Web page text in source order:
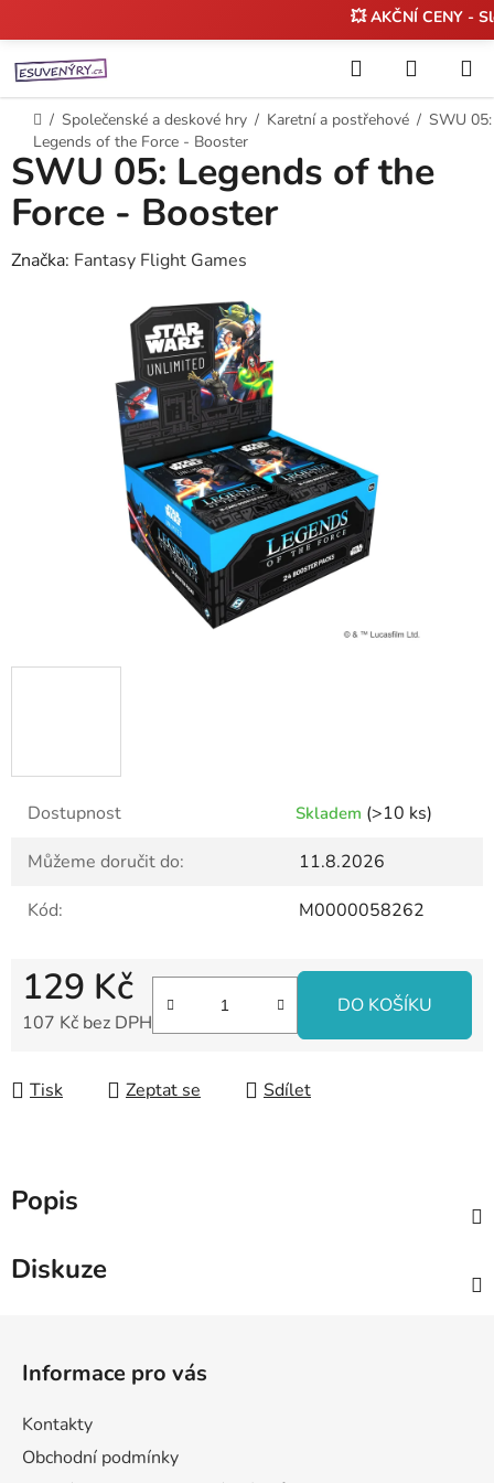
na
obsah
💥 AKČNÍ CENY -
Hledat
KOŠÍK
Domů
/ Společenské a deskové hry / Karetní a postřehové / SWU 05:
Legends of the Force - Booster
Dostupnost Skladem (>10 ks)
Můžeme doručit do:
11.8.2026
Kód:
M0000058262
129 Kč
107 Kč bez DPH
DO KOŠÍKU
Tisk Zeptat se Sdílet
SWU 05: Legends of the
Force - Booster
Značka: Fantasy Flight Games
Popis
Diskuze
Informace pro vás
Kontakty
Obchodní podmínky